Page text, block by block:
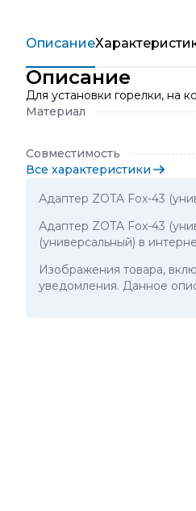
Описание
Описание
Для установки горелки, на
Материал
Совместимость
Все характеристики
Адаптер ZOTA Fox-43
Адаптер ZOTA Fox-43
(универсальный) в
Изображения товара,
уведомления. Данное